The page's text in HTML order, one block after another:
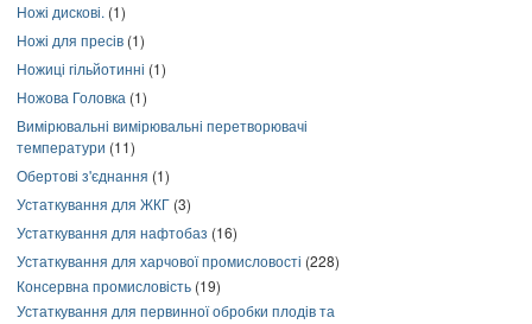
Ножі дискові. (1)
Ножі для пресів (1)
Ножиці гільйотинні (1)
Ножова Головка (1)
Вимірювальні вимірювальні перетворювачі
температури (11)
Обертові з'єднання (1)
Устаткування для ЖКГ (3)
Устаткування для нафтобаз (16)
Устаткування для харчової промисловості (228)
Консервна промисловість (19)
Устаткування для первинної обробки плодів та